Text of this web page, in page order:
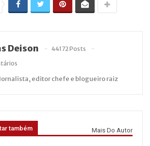
Deison
44172 Posts
Jornalista, editor chefe e blogueiro raiz
também Mais Do Autor